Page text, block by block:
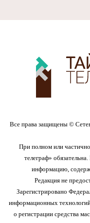
Все права защищены ©
При полном или
телеграф»
информацию,
Редакция не
Зарегистрировано
информационных
о регистрации средства